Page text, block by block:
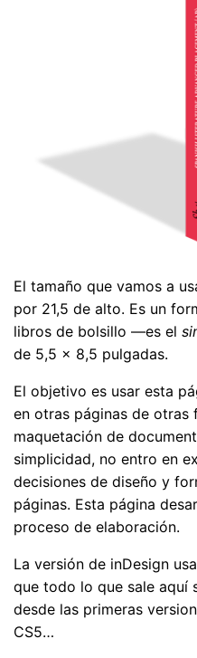
El tamaño que vamos a
por 21,5 de alto. Es un
libros de bolsillo —es el
de 5,5 × 8,5 pulgadas.
El objetivo es usar esta
en otras páginas de otras
maquetación de
simplicidad, no entro en
decisiones de diseño y
páginas. Esta página
proceso de elaboración.
La versión de inDesign
que todo lo que sale aquí
desde las primeras
CS5…